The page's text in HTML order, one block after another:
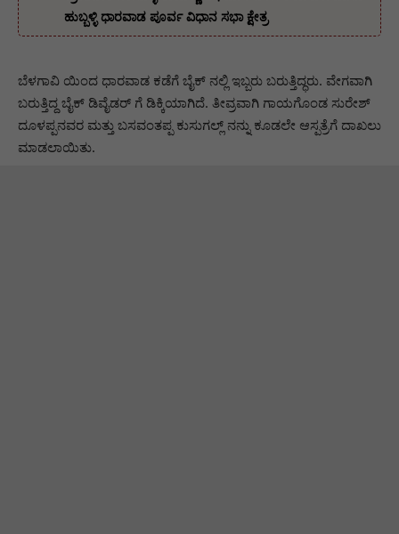
ಹುಬ್ಬಳ್ಳಿ ಧಾರವಾಡ ಪೂರ್ವ ವಿಧಾನ ಸಭಾ ಕ್ಷೇತ್ರ
ಬೆಳಗಾವಿ ಯಿಂದ ಧಾರವಾಡ ಕಡೆಗೆ ಬೈಕ್ ನಲ್ಲಿ ಇಬ್ಬರು ಬರುತ್ತಿದ್ಧರು. ವೇಗವಾಗಿ
ಬರುತ್ತಿದ್ದ ಬೈಕ್ ಡಿವೈಡರ್ ಗೆ ಡಿಕ್ಕಿಯಾಗಿದೆ‌. ತೀವ್ರವಾಗಿ ಗಾಯಗೊಂಡ ಸುರೇಶ್
ದೂಳಪ್ಪನವರ ಮತ್ತು ಬಸವಂತಪ್ಪ ಕುಸುಗಲ್ಲ್ ‌ನನ್ನು ಕೂಡಲೇ ಆಸ್ಪತ್ರೆಗೆ ದಾಖಲು
ಮಾಡಲಾಯಿತು.